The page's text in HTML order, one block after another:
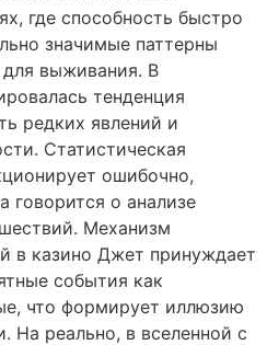
где способность быстро
значимые паттерны
выживания. В
тенденция
редких явлений и
Статистическая
ошибочно,
говорится о анализе
Механизм
в казино Джет принуждает
события как
что формирует иллюзию
На реально, в вселенной с